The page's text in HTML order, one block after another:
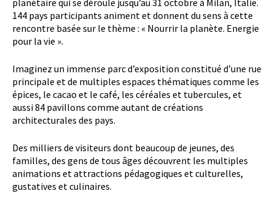
planétaire qui se déroule jusqu’au 31 octobre à Milan, Italie.
144 pays participants animent et donnent du sens à cette
rencontre basée sur le thème : « Nourrir la planète. Energie
pour la vie ».
Imaginez un immense parc d’exposition constitué d’une rue
principale et de multiples espaces thématiques comme les
épices, le cacao et le café, les céréales et tubercules, et
aussi 84 pavillons comme autant de créations
architecturales des pays.
Des milliers de visiteurs dont beaucoup de jeunes, des
familles, des gens de tous âges découvrent les multiples
animations et attractions pédagogiques et culturelles,
gustatives et culinaires.